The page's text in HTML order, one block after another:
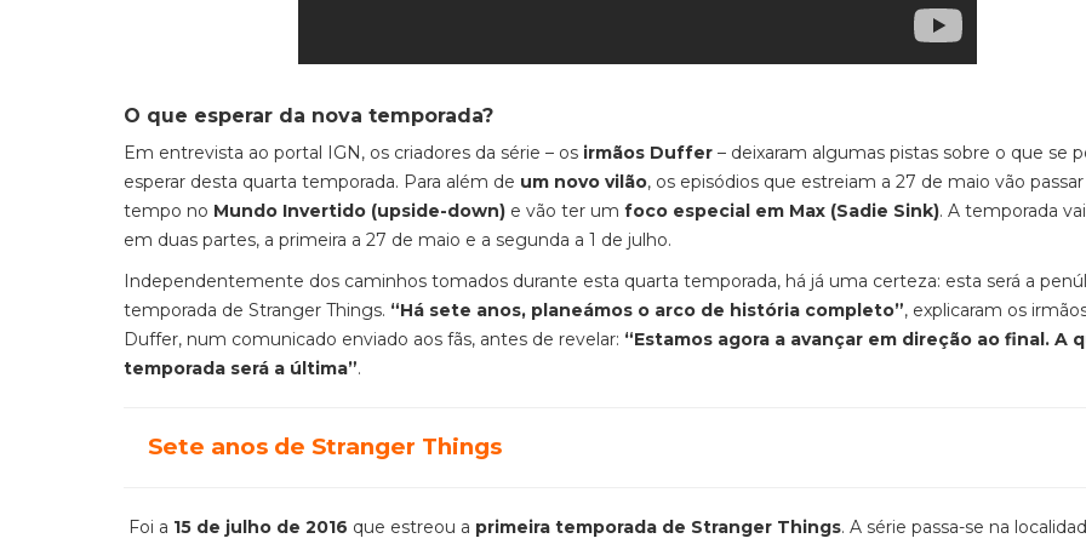
O que esperar da nova temporada?
Em entrevista ao portal IGN, os criadores da série – os irmãos Duffer – deixaram algumas pistas sobre o que se
esperar desta quarta temporada. Para além de um novo vilão, os episódios que estreiam a 27 de maio vão
tempo no Mundo Invertido (upside-down) e vão ter um foco especial em Max (Sadie Sink). A temporada
em duas partes, a primeira a 27 de maio e a segunda a 1 de julho.
Independentemente dos caminhos tomados durante esta quarta temporada, há já uma certeza: esta será a
temporada de Stranger Things. “Há sete anos, planeámos o arco de história completo”, explicaram os
Duffer, num comunicado enviado aos fãs, antes de revelar: “Estamos agora a avançar em direção ao final. A
temporada será a última”.
Sete anos de Stranger Things
Foi a 15 de julho de 2016 que estreou a primeira temporada de Stranger Things. A série passa-se na